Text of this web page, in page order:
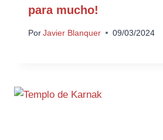
para mucho!
Por Javier Blanquer 09/03/2024